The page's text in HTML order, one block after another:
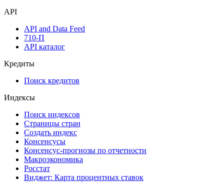
API
API and Data Feed
710-П
API каталог
Кредиты
Поиск кредитов
Индексы
Поиск индексов
Страницы стран
Создать индекс
Консенсусы
Консенсус-прогнозы по отчетности
Макроэкономика
Росстат
Виджет: Карта процентных ставок